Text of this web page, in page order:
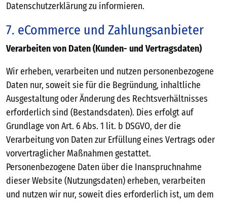
Datenschutzerklärung zu informieren.
7. eCommerce und Zahlungsanbieter
Verarbeiten von Daten (Kunden- und Vertragsdaten)
Wir erheben, verarbeiten und nutzen personenbezogene
Daten nur, soweit sie für die Begründung, inhaltliche
Ausgestaltung oder Änderung des Rechtsverhältnisses
erforderlich sind (Bestandsdaten). Dies erfolgt auf
Grundlage von Art. 6 Abs. 1 lit. b DSGVO, der die
Verarbeitung von Daten zur Erfüllung eines Vertrags oder
vorvertraglicher Maßnahmen gestattet.
Personenbezogene Daten über die Inanspruchnahme
dieser Website (Nutzungsdaten) erheben, verarbeiten
und nutzen wir nur, soweit dies erforderlich ist, um dem